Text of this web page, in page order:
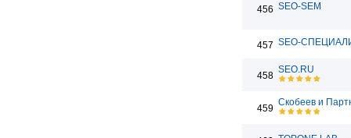
456 SEO-SEM
457 SEO-
458
SEO.RU
459
Скобеев и